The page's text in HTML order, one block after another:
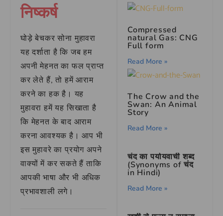
निष्कर्ष
घोड़े बेचकर सोना मुहावरा
यह दर्शाता है कि जब हम
अपनी मेहनत का फल प्राप्त
कर लेते हैं, तो हमें आराम
करने का हक है। यह
मुहावरा हमें यह सिखाता है
कि मेहनत के बाद आराम
करना आवश्यक है। आप भी
इस मुहावरे का प्रयोग अपने
वाक्यों में कर सकते हैं ताकि
आपकी भाषा और भी अधिक
प्रभावशाली लगे।
Compressed
natural Gas: CNG
Full form
Read More »
The Crow and the
Swan: An Animal
Story
Read More »
चंद का पर्यायवाची शब्द
(Synonyms of चंद
in Hindi)
Read More »